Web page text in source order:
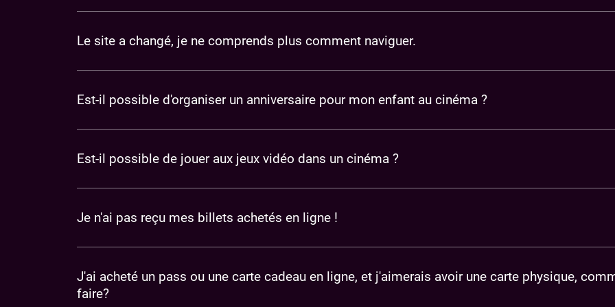
Le site a changé, je ne comprends plus comment naviguer.
Est-il possible d'organiser un anniversaire pour mon enfant au cinéma ?
Est-il possible de jouer aux jeux vidéo dans un cinéma ?
​Je n'ai pas reçu mes billets achetés en ligne !
J'ai acheté un pass ou une carte cadeau en ligne, et j'aimerais avoir une carte physique,
faire?